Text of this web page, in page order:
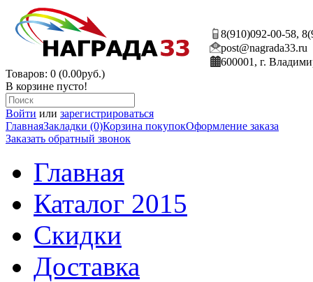
8(910)092-00-58,
post@nagrada33.ru
600001, г.
Товаров: 0 (0.00руб.)
В корзине пусто!
Войти или зарегистрироваться
ГлавнаяЗакладки (0)Корзина покупокОформление заказа
Заказать обратный звонок
Главная
Каталог 2015
Скидки
Доставка